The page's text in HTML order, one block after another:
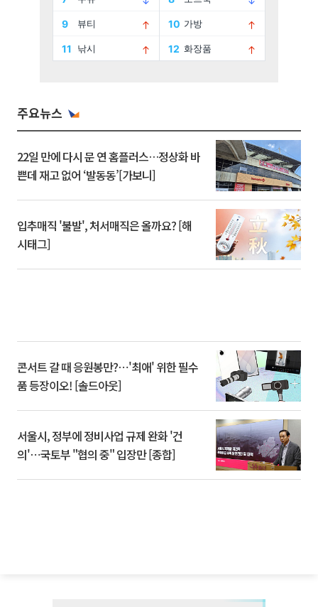
주요뉴스
22일 만에 다시 문 연 홈플러스…정상화 바
쁜데 재고 없어 ‘발동동’[가보니]
입추매직 '불발', 처서매직은 올까요? [해
시태그]
콘서트 갈 때 응원봉만?⋯'최애' 위한 필수
품 등장이오! [솔드아웃]
서울시, 정부에 정비사업 규제 완화 '건
의'⋯국토부 "협의 중" 입장만 [종합]